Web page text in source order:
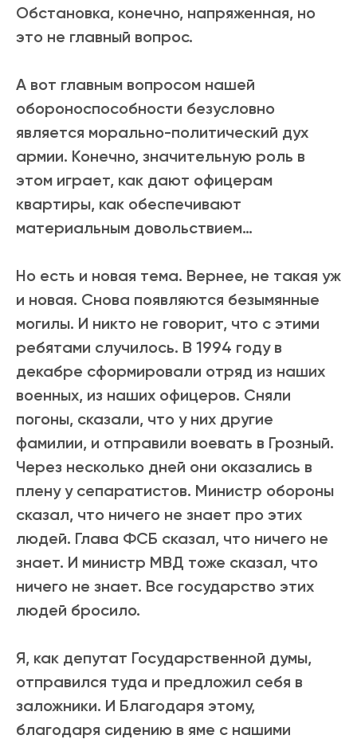
Обстановка, конечно, напряженная, но
это не главный вопрос.
А вот главным вопросом нашей
обороноспособности безусловно
является морально-политический дух
армии. Конечно, значительную роль в
этом играет, как дают офицерам
квартиры, как обеспечивают
материальным довольствием…
Но есть и новая тема. Вернее, не такая уж
и новая. Снова появляются безымянные
могилы. И никто не говорит, что с этими
ребятами случилось. В 1994 году в
декабре сформировали отряд из наших
военных, из наших офицеров. Сняли
погоны, сказали, что у них другие
фамилии, и отправили воевать в Грозный.
Через несколько дней они оказались в
плену у сепаратистов. Министр обороны
сказал, что ничего не знает про этих
людей. Глава ФСБ сказал, что ничего не
знает. И министр МВД тоже сказал, что
ничего не знает. Все государство этих
людей бросило.
Я, как депутат Государственной думы,
отправился туда и предложил себя в
заложники. И Благодаря этому,
благодаря сидению в яме с нашими